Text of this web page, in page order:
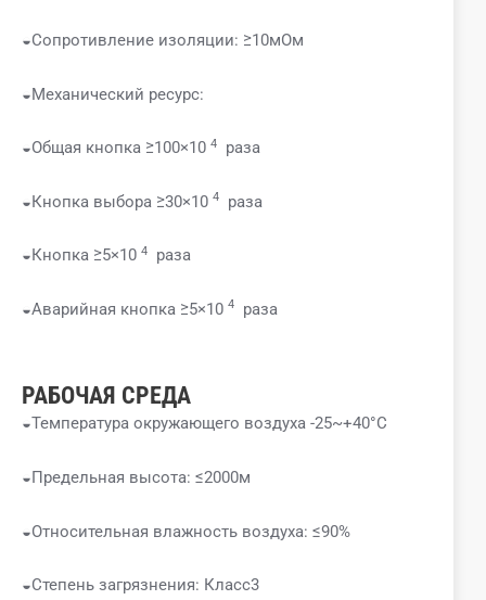
◒Сопротивление изоляции: ≥10мОм
◒Механический ресурс:
◒Общая кнопка ≥100×10 4 раза
◒Кнопка выбора ≥30×10 4 раза
◒Кнопка ≥5×10 4 раза
◒Аварийная кнопка ≥5×10 4 раза
РАБОЧАЯ СРЕДА
◒Температура окружающего воздуха -25~+40°C
◒Предельная высота: ≤2000м
◒Относительная влажность воздуха: ≤90%
◒Степень загрязнения: Класс3